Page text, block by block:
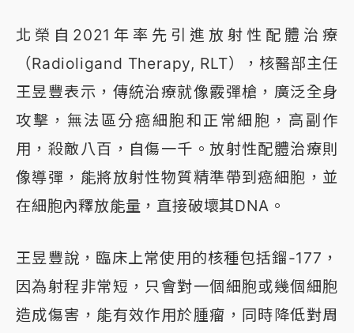
北榮自2021年率先引進放射性配體治療
（Radioligand Therapy, RLT），核醫部主任
王昱豐表示，傳統治療就像霰彈槍，廣泛全身
攻擊，無法區分癌細胞和正常細胞，高副作
用，殺敵八百，自傷一千。放射性配體治療則
像導彈，能將放射性物質精準帶到癌細胞，並
在細胞內釋放能量，直接破壞其DNA。
王昱豐說，臨床上常使用的核種包括鎦-177，
因為射程非常短，只會對一個細胞或幾個細胞
造成傷害，能有效作用於腫瘤，同時降低對周